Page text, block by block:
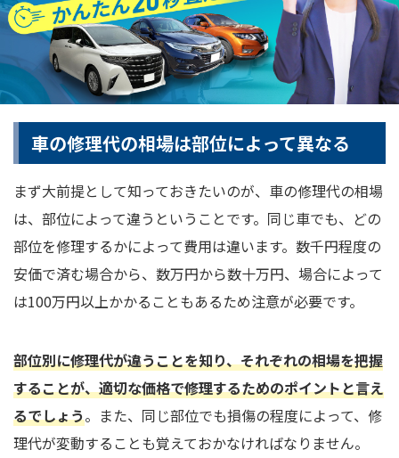
車の修理代の相場は部位によって異なる
まず大前提として知っておきたいのが、車の修理代の相場
は、部位によって違うということです。同じ車でも、どの
部位を修理するかによって費用は違います。数千円程度の
安価で済む場合から、数万円から数十万円、場合によって
は100万円以上かかることもあるため注意が必要です。
部位別に修理代が違うことを知り、それぞれの相場を把握
することが、適切な価格で修理するためのポイントと言え
るでしょう。また、同じ部位でも損傷の程度によって、修
理代が変動することも覚えておかなければなりません。